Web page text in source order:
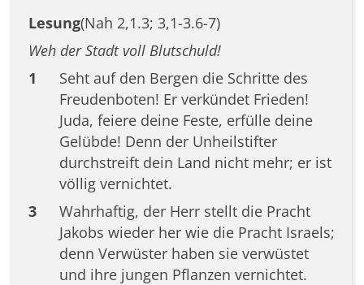
Lesung(Nah 2,1.3; 3,1-3.6-7)
Weh der Stadt voll Blutschuld!
1
Seht auf den Bergen die Schritte des
Freudenboten! Er verkündet Frieden!
Juda, feiere deine Feste, erfülle deine
Gelübde! Denn der Unheilstifter
durchstreift dein Land nicht mehr; er ist
völlig vernichtet.
3
Wahrhaftig, der Herr stellt die Pracht
Jakobs wieder her wie die Pracht Israels;
denn Verwüster haben sie verwüstet
und ihre jungen Pflanzen vernichtet.